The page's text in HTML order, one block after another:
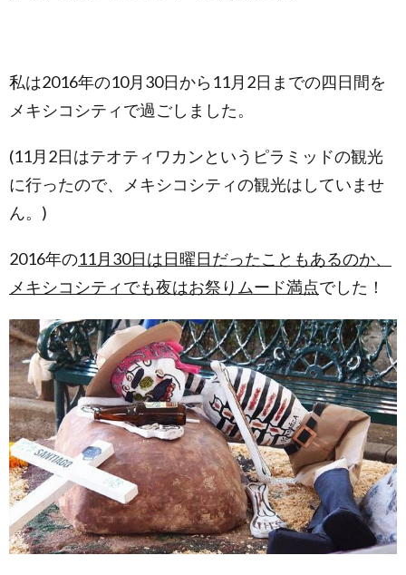
私は2016年の10月30日から11月2日までの四日間を
メキシコシティで過ごしました。
(11月2日はテオティワカンというピラミッドの観光
に行ったので、メキシコシティの観光はしていませ
ん。)
2016年の11月30日は日曜日だったこともあるのか、
メキシコシティでも夜はお祭りムード満点でした！